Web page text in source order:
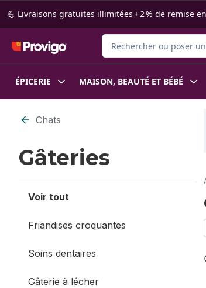
Passer au contenu principal
Passer au pied de page
💪 Livraisons gratuites illimitées + 2 % de remise
Rechercher des produits
ÉPICERIE MAISON, BEAUTÉ ET BÉBÉ
Passer au filtrage du contenu
Chats
Gâteries
Voir tout
Friandises croquantes
Soins dentaires
Gâterie à lécher